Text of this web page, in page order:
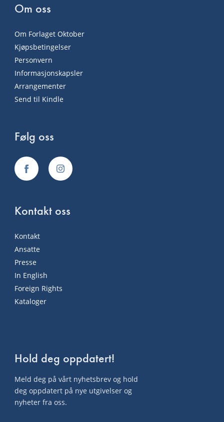
Om oss
Om Forlaget Oktober
Kjøpsbetingelser
Personvern
Informasjonskapsler
Arrangementer
Send til Kindle
Følg oss
Kontakt oss
Kontakt
Ansatte
Presse
In English
Foreign Rights
Kataloger
Hold deg oppdatert!
Meld deg på vårt nyhetsbrev og hold
deg oppdatert på nye utgivelser og
nyheter fra oss.